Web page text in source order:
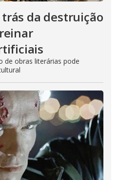
da destruição
de obras literárias pode